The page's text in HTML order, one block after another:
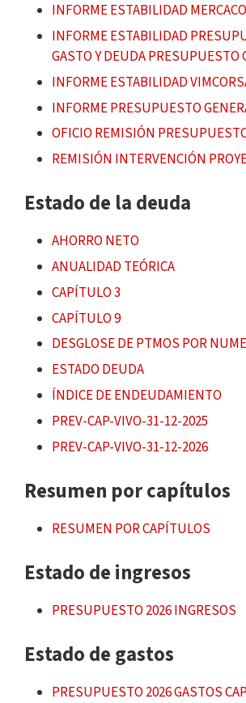
INFORME ESTABILIDAD
INFORME ESTABILIDAD
GASTOY DEUDA PRESUPUESTO
INFORME ESTABILIDAD
INFORME PRESUPUESTO
OFICIO REMISIÓN
REMISIÓN INTERVENCIÓN
Estado de la deuda
AHORRO NETO
ANUALIDAD TEÓRICA
CAPÍTULO 3
CAPÍTULO 9
DESGLOSE DE PTMOS POR
ESTADO DEUDA
ÍNDICE DE ENDEUDAMIENTO
PREV-CAP-VIVO-31-12-2025
PREV-CAP-VIVO-31-12-2026
Resumen por capítulos
RESUMEN POR CAPÍTULOS
Estado de ingresos
PRESUPUESTO 2026 INGRESOS
Estado de gastos
PRESUPUESTO 2026 GASTOS